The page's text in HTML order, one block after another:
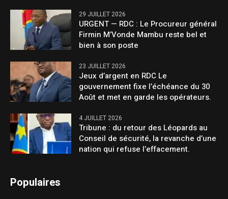
29 JUILLET 2026
URGENT — RDC : Le Procureur général
Firmin M’Vonde Mambu reste bel et
bien à son poste
23 JUILLET 2026
Jeux d’argent en RDC Le
gouvernement fixe l’échéance du 30
Août et met en garde les opérateurs.
4 JUILLET 2026
Tribune : du retour des Léopards au
Conseil de sécurité, la revanche d’une
nation qui refuse l’effacement.
Populaires